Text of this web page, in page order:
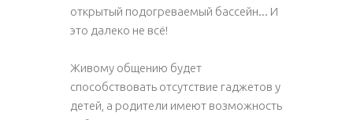
открытый подогреваемый бассейн... И
это далеко не всё!
Живому общению будет
способствовать отсутствие гаджетов у
детей, а родители имеют возможность